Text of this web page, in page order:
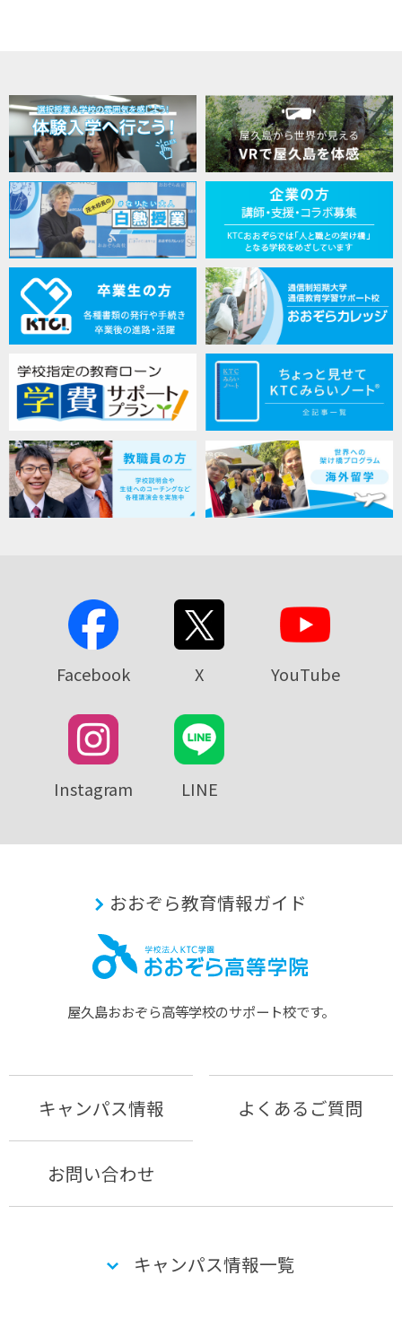
Facebook X YouTube
Instagram LINE
おおぞら教育情報ガイド
屋久島おおぞら⾼等学校のサポート校です。
キャンパス情報 よくあるご質問
お問い合わせ
キャンパス情報一覧